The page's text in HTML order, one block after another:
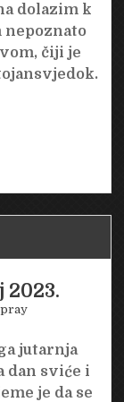
dolazim k
nepoznato
čiji je
2023.
jutarnja
dan sviće i
je da se